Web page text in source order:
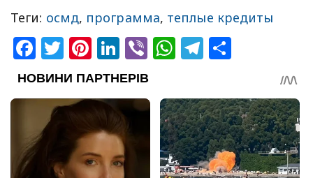
Теги: осмд, программа, теплые кредиты
Facebook
Twitter
Pinterest
LinkedIn
ViberWhatsApp
Telegram